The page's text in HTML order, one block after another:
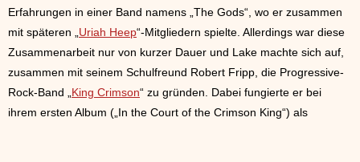
Erfahrungen in einer Band namens „The Gods“, wo er zusammen
mit späteren „Uriah Heep“-Mitgliedern spielte. Allerdings war diese
Zusammenarbeit nur von kurzer Dauer und Lake machte sich auf,
zusammen mit seinem Schulfreund Robert Fripp, die Progressive-
Rock-Band „King Crimson“ zu gründen. Dabei fungierte er bei
ihrem ersten Album („In the Court of the Crimson King“) als